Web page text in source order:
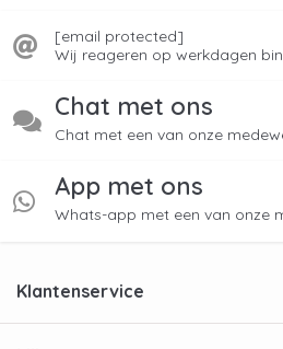
[email protected]
Wij reageren op werkdagen
Chat met ons
Chat met een van onze
App met ons
Whats-app met een van onze
Klantenservice